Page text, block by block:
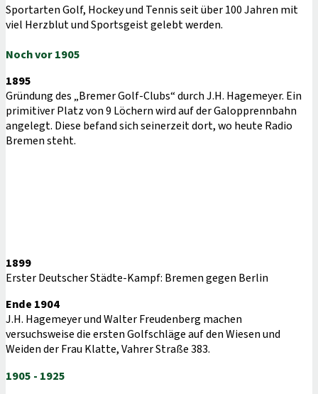
Sportarten Golf, Hockey und Tennis seit über 100 Jahren mit
viel Herzblut und Sportsgeist gelebt werden.
Noch vor 1905
1895
Gründung des „Bremer Golf-Clubs“ durch J.H. Hagemeyer. Ein
primitiver Platz von 9 Löchern wird auf der Galopprennbahn
angelegt. Diese befand sich seinerzeit dort, wo heute Radio
Bremen steht.
1899
Erster Deutscher Städte-Kampf: Bremen gegen Berlin
Ende 1904
J.H. Hagemeyer und Walter Freudenberg machen
versuchsweise die ersten Golfschläge auf den Wiesen und
Weiden der Frau Klatte, Vahrer Straße 383.
1905 - 1925